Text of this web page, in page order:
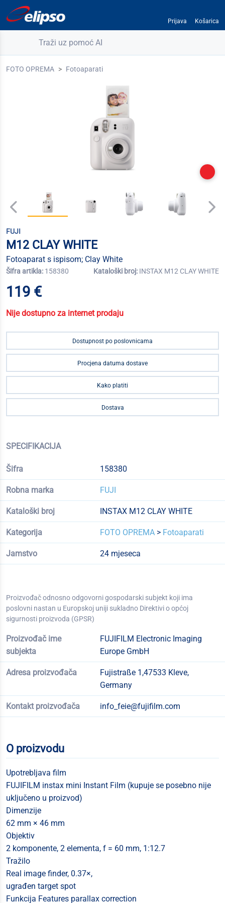
Prijava Košarica
Traži uz pomoć AI
FOTO OPREMA Fotoaparati
FUJI
M12 CLAY WHITE
Fotoaparat s ispisom; Clay White
Šifra artikla: 158380 Kataloški broj: INSTAX M12 CLAY WHITE
119 €
Nije dostupno za internet prodaju
Dostupnost po poslovnicama
Procjena datuma dostave
Kako platiti
Dostava
SPECIFIKACIJA
Šifra 158380
Robna marka FUJI
Kataloški broj INSTAX M12 CLAY WHITE
Kategorija FOTO OPREMA> Fotoaparati
Jamstvo 24 mjeseca
Proizvođač odnosno odgovorni gospodarski subjekt koji ima
poslovni nastan u Europskoj uniji sukladno Direktivi o općoj
sigurnosti proizvoda (GPSR)
Proizvođač ime
subjekta
FUJIFILM Electronic Imaging
Europe GmbH
Adresa proizvođača
Fujistraße 1,47533 Kleve,
Germany
Kontakt proizvođača info_feie@fujifilm.com
O proizvodu
Upotrebljava film
FUJIFILM instax mini Instant Film (kupuje se posebno nije
uključeno u proizvod)
Dimenzije
62 mm × 46 mm
Objektiv
2 komponente, 2 elementa, f = 60 mm, 1:12.7
Tražilo
Real image finder, 0.37×,
ugrađen target spot
Funkcija Features parallax correction